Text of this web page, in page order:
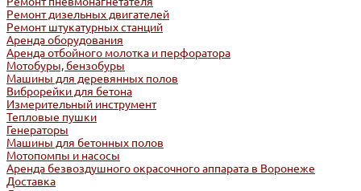
Ремонт дизельных двигателей
Ремонт штукатурных станций
Аренда оборудования
Аренда отбойного молотка и перфоратора
Мотобуры, бензобуры
Машины для деревянных полов
Виброрейки для бетона
Измерительный инструмент
Тепловые пушки
Генераторы
Машины для бетонных полов
Мотопомпы и насосы
Аренда безвоздушного окрасочного аппарата в Воронеже
Доставка